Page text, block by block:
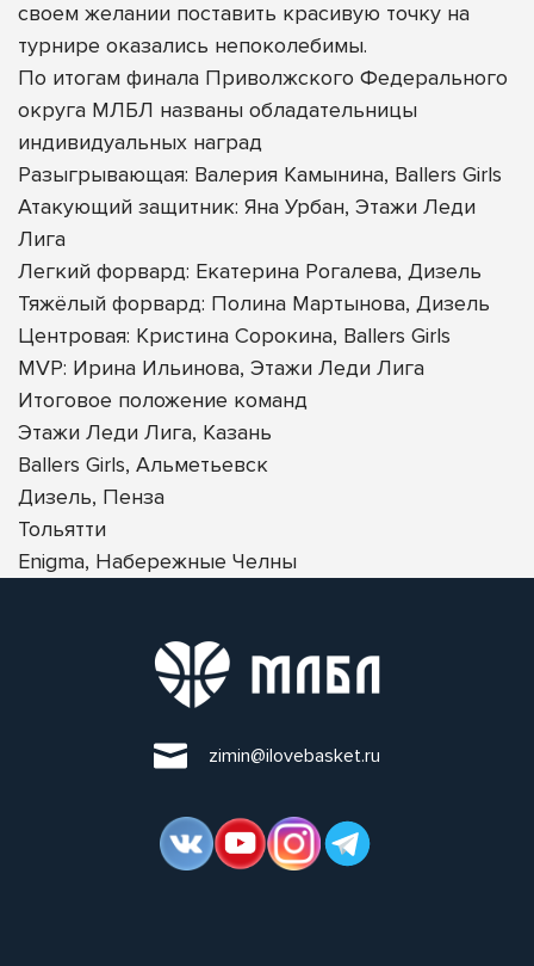
своем желании поставить красивую точку на
турнире оказались непоколебимы.
По итогам финала Приволжского Федерального
округа МЛБЛ названы обладательницы
индивидуальных наград
Разыгрывающая: Валерия Камынина, Ballers Girls
Атакующий защитник: Яна Урбан, Этажи Леди
Лига
Легкий форвард: Екатерина Рогалева, Дизель
Тяжёлый форвард: Полина Мартынова, Дизель
Центровая: Кристина Сорокина, Ballers Girls
MVP: Ирина Ильинова, Этажи Леди Лига
Итоговое положение команд
Этажи Леди Лига, Казань
Ballers Girls, Альметьевск
Дизель, Пенза
Тольятти
Enigma, Набережные Челны
zimin@ilovebasket.ru